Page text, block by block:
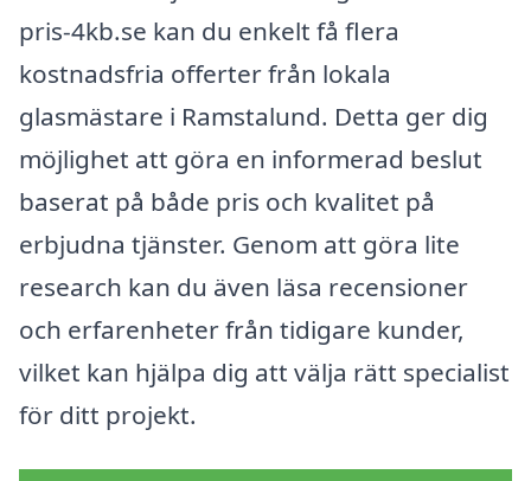
pris-4kb.se kan du enkelt få flera
kostnadsfria offerter från lokala
glasmästare i Ramstalund. Detta ger dig
möjlighet att göra en informerad beslut
baserat på både pris och kvalitet på
erbjudna tjänster. Genom att göra lite
research kan du även läsa recensioner
och erfarenheter från tidigare kunder,
vilket kan hjälpa dig att välja rätt specialist
för ditt projekt.